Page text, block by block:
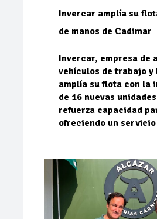
Invercar amplía su
de manos de Cadimar
Invercar, empresa de
vehículos de trabajo
amplía su flota con la
de 16 nuevas
refuerza capacidad
ofreciendo un